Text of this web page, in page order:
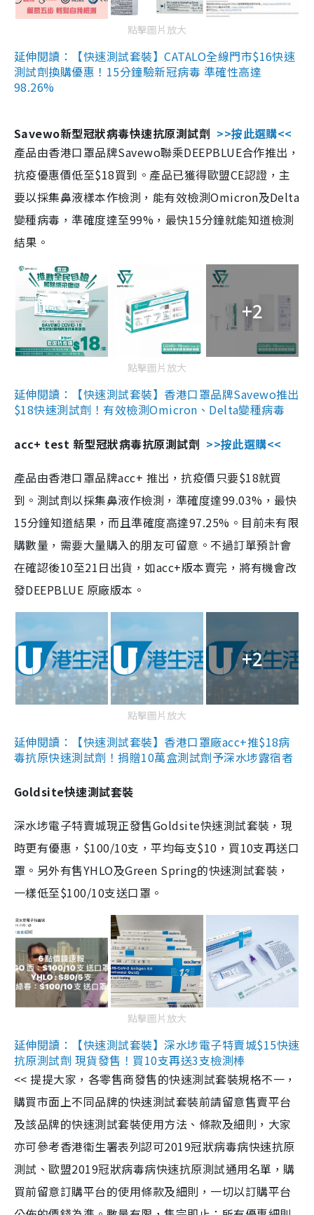
點擊圖片放大
延伸閱讀：【快速測試套裝】CATALO全線門市$16快速
測試劑換購優惠！15分鐘驗新冠病毒 準確性高達
98.26%
Savewo新型冠狀病毒快速抗原測試劑 >>按此選購<<
產品由香港口罩品牌Savewo聯乘DEEPBLUE合作推出，
抗疫優惠價低至$18買到。產品已獲得歐盟CE認證，主
要以採集鼻液樣本作檢測，能有效檢測Omicron及Delta
變種病毒，準確度達至99%，最快15分鐘就能知道檢測
結果。
+2
點擊圖片放大
延伸閱讀：【快速測試套裝】香港口罩品牌Savewo推出
$18快速測試劑！有效檢測Omicron、Delta變種病毒
acc+ test 新型冠狀病毒抗原測試劑 >>按此選購<<
產品由香港口罩品牌acc+ 推出，抗疫價只要$18就買
到。測試劑以採集鼻液作檢測，準確度達99.03%，最快
15分鐘知道結果，而且準確度高達97.25%。目前未有限
購數量，需要大量購入的朋友可留意。不過訂單預計會
在確認後10至21日出貨，如acc+版本賣完，將有機會改
發DEEPBLUE 原廠版本。
+2
點擊圖片放大
延伸閱讀：【快速測試套裝】香港口罩廠acc+推$18病
毒抗原快速測試劑！捐贈10萬盒測試劑予深水埗露宿者
Goldsite快速測試套裝
深水埗電子特賣城現正發售Goldsite快速測試套裝，現
時更有優惠，$100/10支，平均每支$10，買10支再送口
罩。另外有售YHLO及Green Spring的快速測試套裝，
一樣低至$100/10支送口罩。
點擊圖片放大
延伸閱讀：【快速測試套裝】深水埗電子特賣城$15快速
抗原測試劑 現貨發售！買10支再送3支檢測棒
<< 提提大家，各零售商發售的快速測試套裝規格不一，
購買市面上不同品牌的快速測試套裝前請留意售賣平台
及該品牌的快速測試套裝使用方法、條款及細則，大家
亦可參考香港衞生署表列認可2019冠狀病毒病快速抗原
測試、歐盟2019冠狀病毒病快速抗原測試通用名單，購
買前留意訂購平台的使用條款及細則，一切以訂購平台